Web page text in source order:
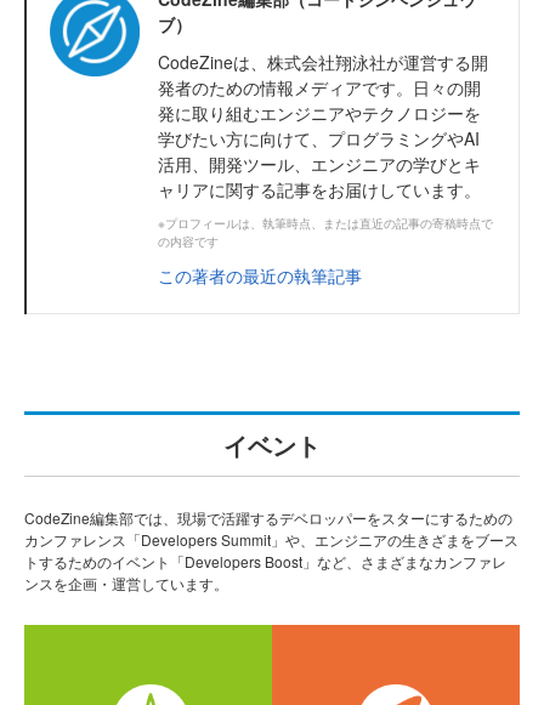
ブ）
CodeZineは、株式会社翔泳社が運営する開
発者のための情報メディアです。日々の開
発に取り組むエンジニアやテクノロジーを
学びたい方に向けて、プログラミングやAI
活用、開発ツール、エンジニアの学びとキ
ャリアに関する記事をお届けしています。
※プロフィールは、執筆時点、または直近の記事の寄稿時点で
の内容です
この著者の最近の執筆記事
イベント
CodeZine編集部では、現場で活躍するデベロッパーをスターにするための
カンファレンス「Developers Summit」や、エンジニアの生きざまをブース
トするためのイベント「Developers Boost」など、さまざまなカンファレ
ンスを企画・運営しています。